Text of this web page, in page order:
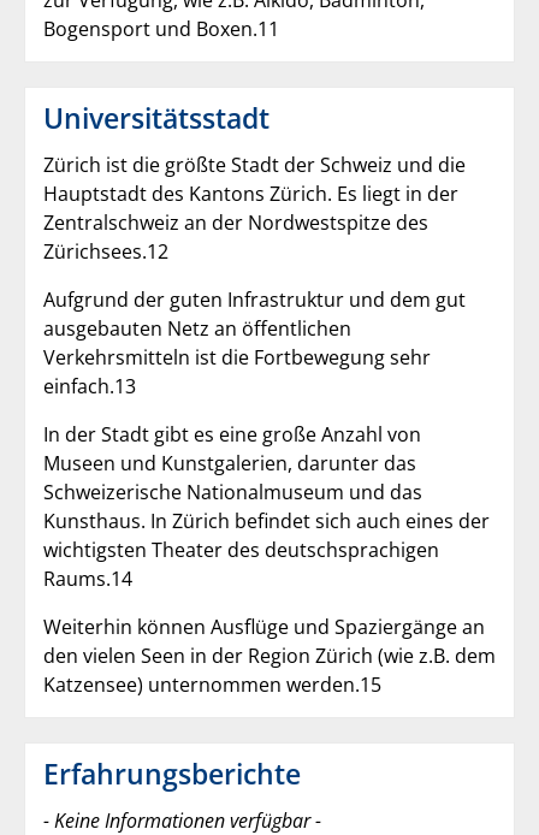
Bogensport und Boxen.11
Universitätsstadt
Zürich ist die größte Stadt der Schweiz und die
Hauptstadt des Kantons Zürich. Es liegt in der
Zentralschweiz an der Nordwestspitze des
Zürichsees.12
Aufgrund der guten Infrastruktur und dem gut
ausgebauten Netz an öffentlichen
Verkehrsmitteln ist die Fortbewegung sehr
einfach.13
In der Stadt gibt es eine große Anzahl von
Museen und Kunstgalerien, darunter das
Schweizerische Nationalmuseum und das
Kunsthaus. In Zürich befindet sich auch eines der
wichtigsten Theater des deutschsprachigen
Raums.14
Weiterhin können Ausflüge und Spaziergänge an
den vielen Seen in der Region Zürich (wie z.B. dem
Katzensee) unternommen werden.15
Erfahrungsberichte
- Keine Informationen verfügbar -